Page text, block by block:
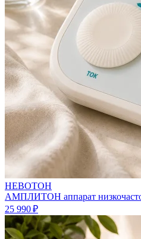
НЕВОТОН
АМПЛИТОН аппарат
25 990 ₽